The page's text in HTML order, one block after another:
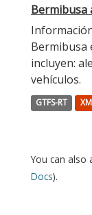
Bermibusa
Bermibusa
incluyen:
vehículos.
GTFS-RT
You can also
Docs).